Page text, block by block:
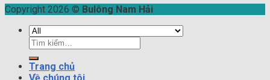
Copyright 2026 © Bulông Nam Hải
Tìm
kiếm:
Trang chủ